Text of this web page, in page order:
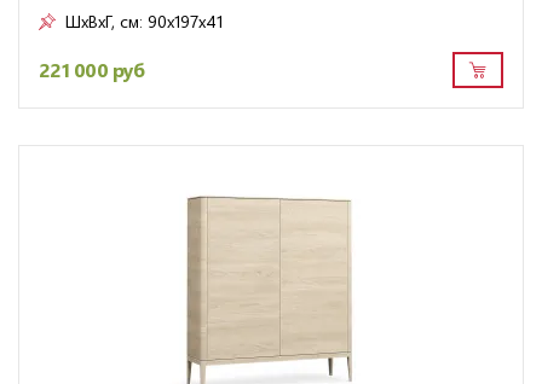
ШxВxГ, см: 90x197x41
221 000 руб